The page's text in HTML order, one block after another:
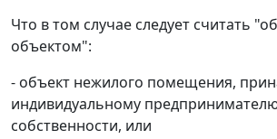
Что в том случае следует считать
объектом":
- объект нежилого помещения,
индивидуальному
собственности, или